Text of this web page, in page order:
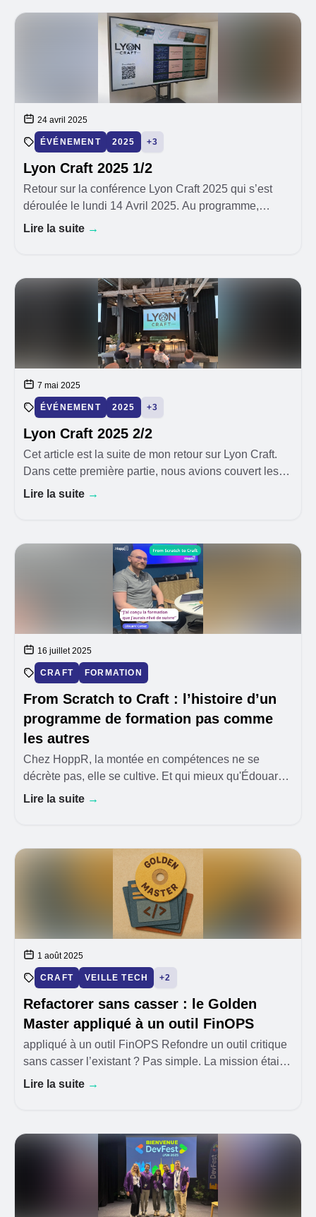
24 avril 2025
ÉVÉNEMENT 2025 +3
Lyon Craft 2025 1/2
Retour sur la conférence Lyon Craft 2025 qui s’est
déroulée le lundi 14 Avril 2025. Au programme,
comme l’indique la conférence elle-même : “**Des
Lire la suite →
7 mai 2025
ÉVÉNEMENT 2025 +3
Lyon Craft 2025 2/2
Cet article est la suite de mon retour sur Lyon Craft.
Dans cette première partie, nous avions couvert les
talks auxquels j’ai eu la chan
Lire la suite →
16 juillet 2025
CRAFT FORMATION
From Scratch to Craft : l’histoire d’un
programme de formation pas comme
les autres
Chez HoppR, la montée en compétences ne se
décrète pas, elle se cultive. Et qui mieux qu'Édouard
Cattez, Head of Craft, pour incarner cette exi
Lire la suite →
1 août 2025
CRAFT VEILLE TECH +2
Refactorer sans casser : le Golden
Master appliqué à un outil FinOPS
appliqué à un outil FinOPS Refondre un outil critique
sans casser l’existant ? Pas simple. La mission était
claire : continuer à faire évoluer la solution FinOPS de
Lire la suite →